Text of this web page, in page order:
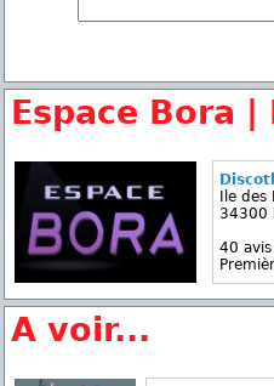
Espace Bora |
Ile des
34300
40
A voir...